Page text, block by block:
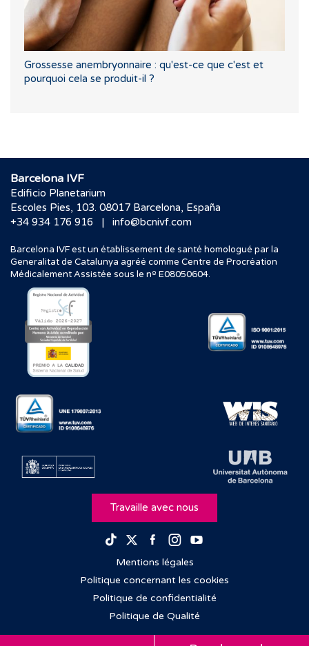
Grossesse anembryonnaire : qu'est-ce que c'est et
pourquoi cela se produit-il ?
Barcelona IVF
Edificio Planetarium
Escoles Pies, 103. 08017 Barcelona, España
+34 934 176 916
| info@bcnivf.com
Barcelona IVF est un établissement de santé homologué par la
Generalitat de Catalunya agréé comme Centre de Procréation
Médicalement Assistée sous le nº E08050604.
Travaille avec nous
TikTokTwitterFacebook
Instagram
Mentions légales
Politique concernant les cookies
Politique de confidentialité
Politique de Qualité